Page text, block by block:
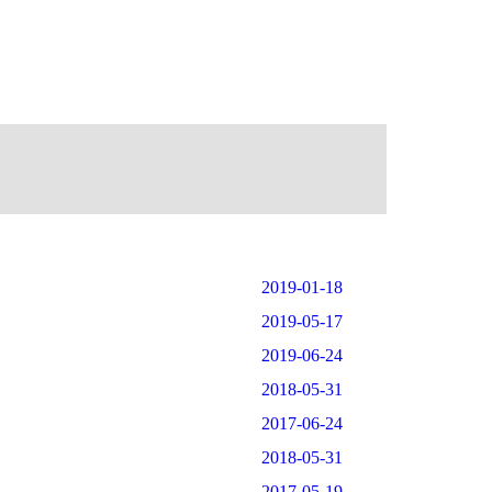
2019-01-18
2019-05-17
2019-06-24
2018-05-31
2017-06-24
2018-05-31